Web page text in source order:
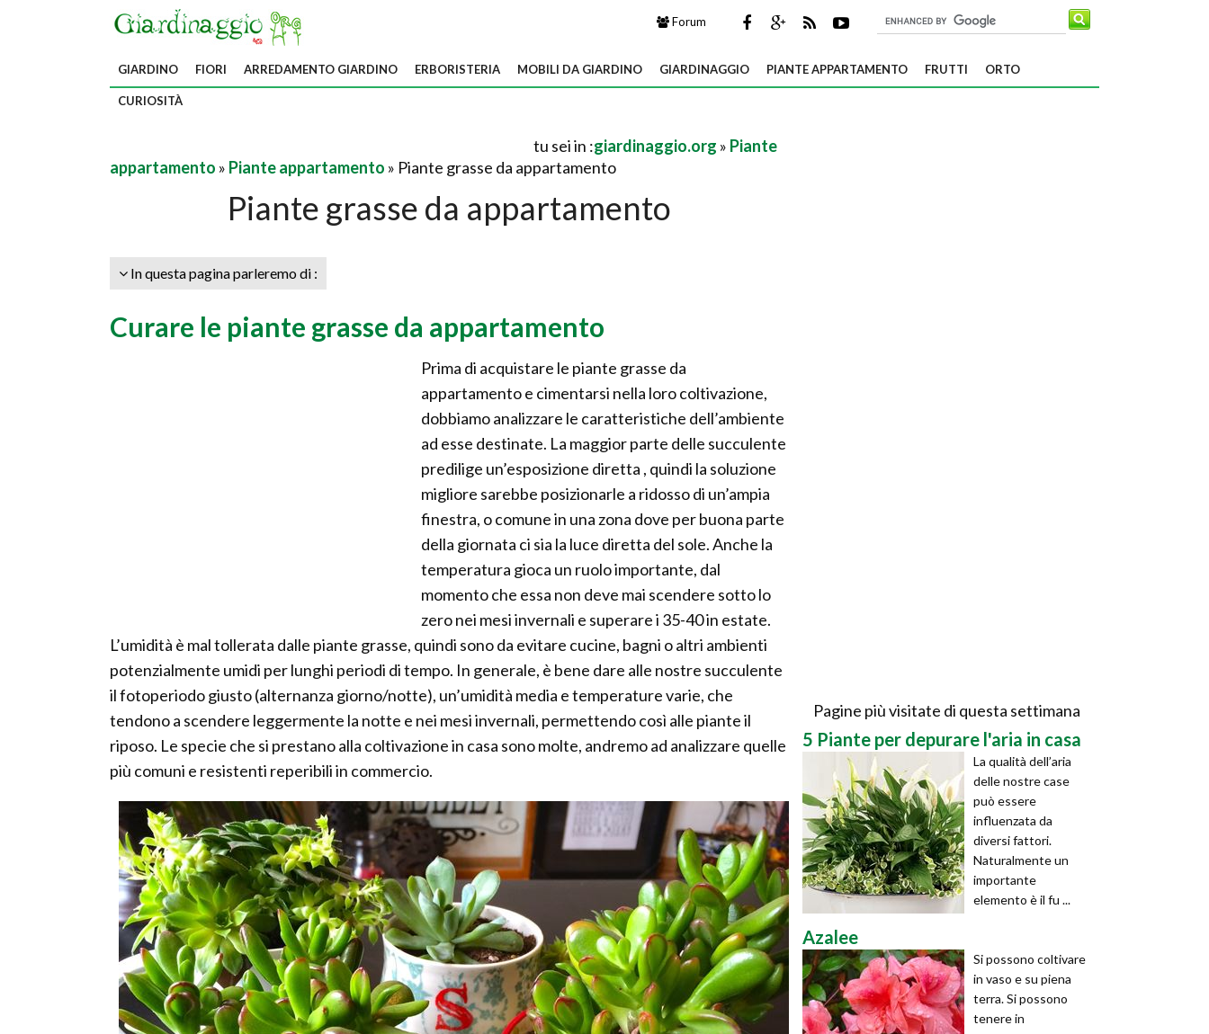
Forum
GIARDINO FIORI ARREDAMENTO GIARDINO ERBORISTERIA MOBILI DA GIARDINO GIARDINAGGIO PIANTE APPARTAMENTO FRUTTI ORTO
CURIOSITÀ
tu sei in :giardinaggio.org » Piante
appartamento » Piante appartamento » Piante grasse da appartamento
Piante grasse da appartamento
In questa pagina parleremo di :
Curare le piante grasse da appartamento
Prima di acquistare le piante grasse da
appartamento e cimentarsi nella loro coltivazione,
dobbiamo analizzare le caratteristiche dell’ambiente
ad esse destinate. La maggior parte delle succulente
predilige un’esposizione diretta , quindi la soluzione
migliore sarebbe posizionarle a ridosso di un’ampia
finestra, o comune in una zona dove per buona parte
della giornata ci sia la luce diretta del sole. Anche la
temperatura gioca un ruolo importante, dal
momento che essa non deve mai scendere sotto lo
zero nei mesi invernali e superare i 35-40 in estate.
L’umidità è mal tollerata dalle piante grasse, quindi sono da evitare cucine, bagni o altri ambienti
potenzialmente umidi per lunghi periodi di tempo. In generale, è bene dare alle nostre succulente
il fotoperiodo giusto (alternanza giorno/notte), un’umidità media e temperature varie, che
tendono a scendere leggermente la notte e nei mesi invernali, permettendo così alle piante il
riposo. Le specie che si prestano alla coltivazione in casa sono molte, andremo ad analizzare quelle
più comuni e resistenti reperibili in commercio.
Pagine più visitate di questa settimana
5 Piante per depurare l'aria in casa
La qualità dell’aria
delle nostre case
può essere
influenzata da
diversi fattori.
Naturalmente un
importante
elemento è il fu ...
Azalee
Si possono coltivare
in vaso e su piena
terra. Si possono
tenere in